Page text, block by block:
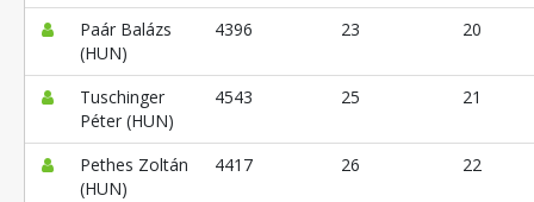
Paár Balázs
(HUN)
4396 23 20
Tuschinger
Péter (HUN)
4543 25 21
Pethes Zoltán
(HUN)
4417 26 22